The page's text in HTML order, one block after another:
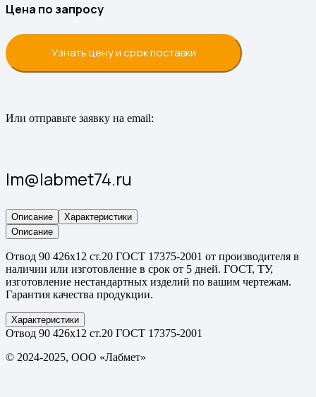
Цена по запросу
Узнать цену и срок поставки
Или отправьте заявку на email:
lm@labmet74.ru
Описание
Характеристики
Описание
Отвод 90 426х12 ст.20 ГОСТ 17375-2001 от производителя в
наличии или изготовление в срок от 5 дней. ГОСТ, ТУ,
изготовление нестандартных изделий по вашим чертежам.
Гарантия качества продукции.
Характеристики
Отвод 90 426х12 ст.20 ГОСТ 17375-2001
© 2024-2025, ООО «Лабмет»